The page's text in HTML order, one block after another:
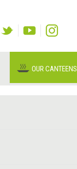
OUR CANTEENS